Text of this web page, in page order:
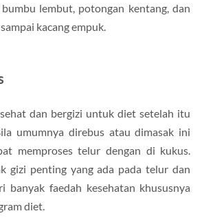
bumbu lembut, potongan kentang, dan
kacang empuk.
dan bergizi untuk diet setelah itu
umumnya direbus atau dimasak ini
memproses telur dengan di kukus.
gizi penting yang ada pada telur dan
banyak faedah kesehatan khususnya
diet.